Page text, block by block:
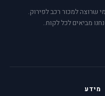
מי שרוצה למכור רכב לפירוק.
מביאים לכל לקוח..
מידע